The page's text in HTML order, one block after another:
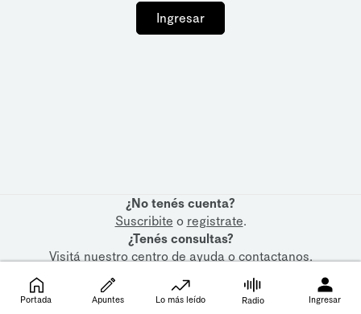
Ingresar
¿No tenés cuenta?
Suscribite o registrate.
¿Tenés consultas?
Visitá nuestrocentro de ayudaocontactanos.
Portada Apuntes Lo más leído Radio Ingresar